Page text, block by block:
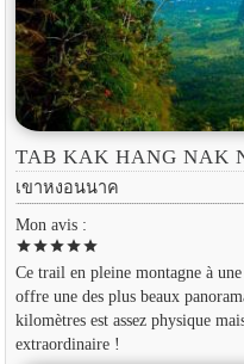
TAB KAK HANG NAK
เขาหงอนนาค
Mon avis :
starstarstarstarstar
Ce trail en pleine montagne à
offre une des plus beaux
kilomètres est assez physique
extraordinaire !